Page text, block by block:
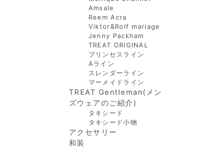
Amsale
Reem Acra
Viktor&Rolf mariage
Jenny Packham
TREAT ORIGINAL
プリンセスライン
Aライン
スレンダーライン
マーメイドライン
TREAT Gentleman(メン
ズウェアのご紹介)
タキシード
タキシード小物
アクセサリー
和装